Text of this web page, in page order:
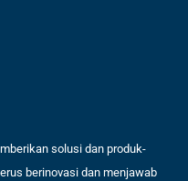
solusi dan produk-
berinovasi dan menjawab